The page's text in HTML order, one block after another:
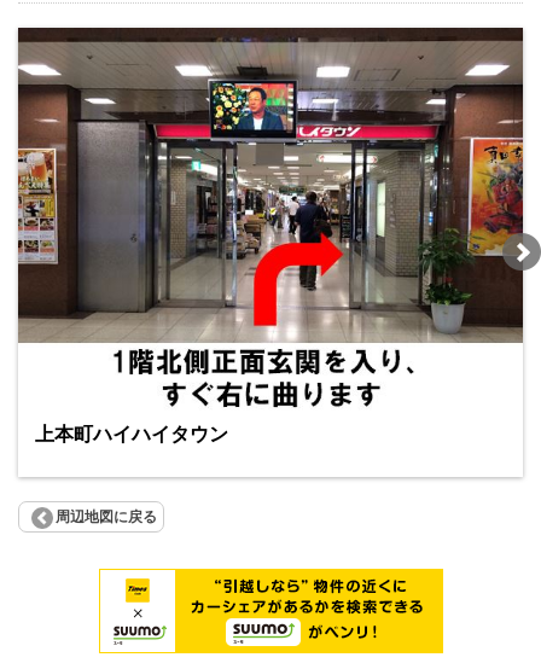
上本町ハイハイタウン
周辺地図に戻る